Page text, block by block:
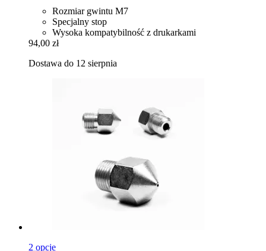
Rozmiar gwintu M7
Specjalny stop
Wysoka kompatybilność z drukarkami
94,00 zł
Dostawa do 12 sierpnia
2 opcje